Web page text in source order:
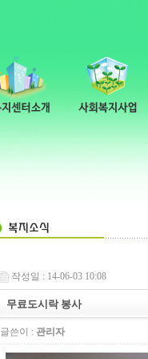
작성일 : 14-06-03 10:08
무료도시락 봉사
글쓴이 : 관리자